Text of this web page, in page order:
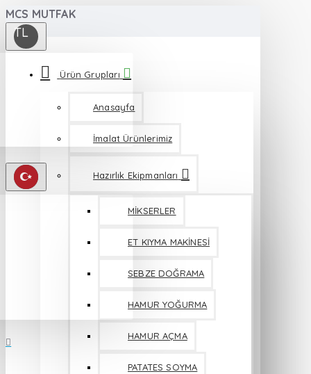
MCS MUTFAK
TL
Ürün Grupları
Anasayfa
İmalat Ürünlerimiz
Hazırlık Ekipmanları
MİKSERLER
ET KIYMA MAKİNESİ
SEBZE DOĞRAMA
HAMUR YOĞURMA
HAMUR AÇMA
PATATES SOYMA